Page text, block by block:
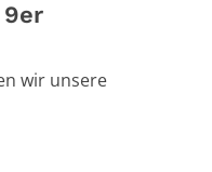
wir unsere